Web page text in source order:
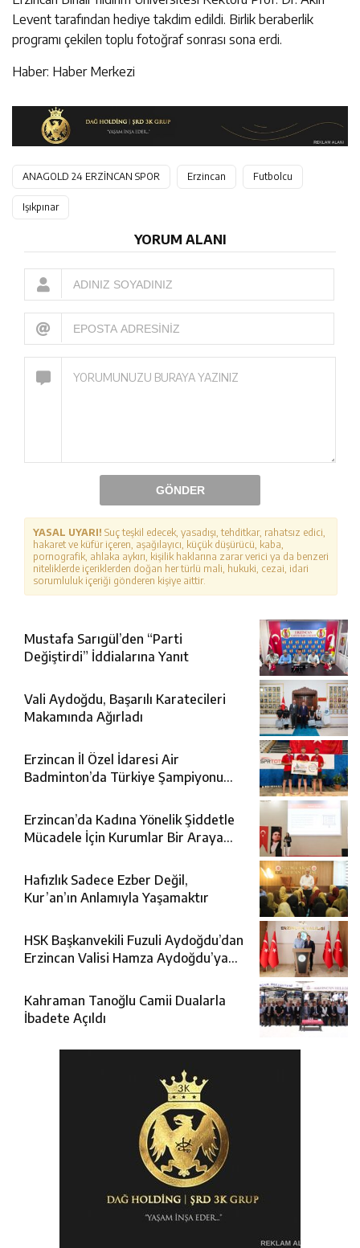
Levent tarafından hediye takdim edildi. Birlik beraberlik
programı çekilen toplu fotoğraf sonrası sona erdi.
Haber: Haber Merkezi
ANAGOLD 24 ERZİNCAN SPOR Erzincan Futbolcu
Işıkpınar
YORUM ALANI
GÖNDER
YASAL UYARI! Suç teşkil edecek, yasadışı, tehditkar, rahatsız edici,
hakaret ve küfür içeren, aşağılayıcı, küçük düşürücü, kaba,
pornografik, ahlaka aykırı, kişilik haklarına zarar verici ya da benzeri
niteliklerde içeriklerden doğan her türlü mali, hukuki, cezai, idari
sorumluluk içeriği gönderen kişiye aittir.
Mustafa Sarıgül’den “Parti
Değiştirdi” İddialarına Yanıt
Vali Aydoğdu, Başarılı Karatecileri
Makamında Ağırladı
Erzincan İl Özel İdaresi Air
Badminton’da Türkiye Şampiyonu
Erzincan’da Kadına Yönelik Şiddetle
Mücadele İçin Kurumlar Bir Araya
Hafızlık Sadece Ezber Değil,
Kur’an’ın Anlamıyla Yaşamaktır
HSK Başkanvekili Fuzuli Aydoğdu’dan
Erzincan Valisi Hamza Aydoğdu’ya
Kahraman Tanoğlu Camii Dualarla
İbadete Açıldı